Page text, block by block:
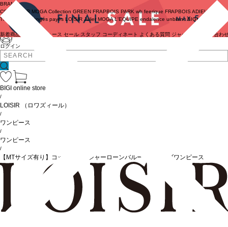
ログイン
BRAND
COUTURIER MOGA Collection GREEN FRAPBOIS PARK wb feerique FRAPBOIS ADIEU
TRISTESSE
congés payés LOISIR Julier MOGA L'EQUIPE endalence unbilanc BIGI online store
新着商品 ニュース セール スタッフ コーディネート よくある質問 ジャーナル お問い合わ
BIGI online store
/
LOISIR （ロワズィール）
/
ワンピース
/
ワンピース
/
【MTサイズ有り】コットンワッシャーローンバルーンスリーブワンピース